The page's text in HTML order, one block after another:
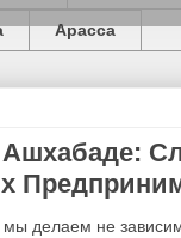
Арасса
Ашхабаде:
делаем не